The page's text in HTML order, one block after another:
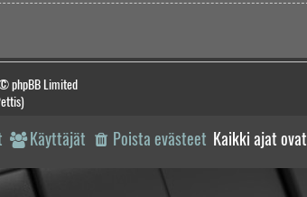
phpBB Limited
Kaikki ajat ovat
Poista evästeet
Käyttäjät